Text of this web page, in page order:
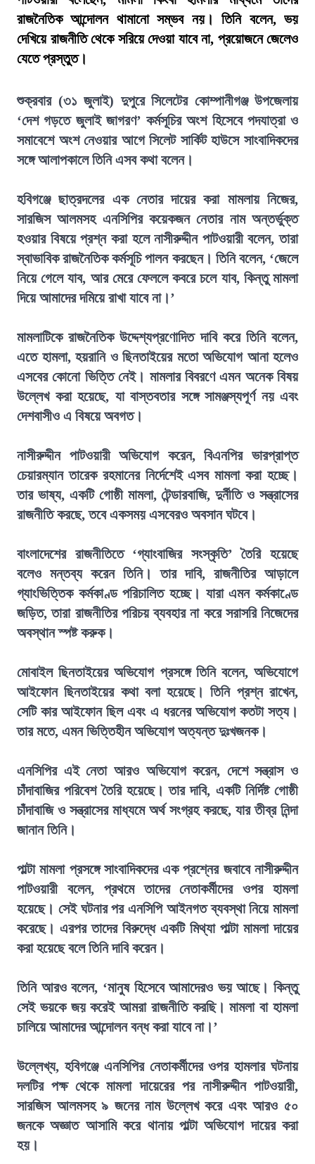
রাজনৈতিক আন্দোলন থামানো সম্ভব নয়। তিনি বলেন, ভয়
দেখিয়ে রাজনীতি থেকে সরিয়ে দেওয়া যাবে না, প্রয়োজনে জেলেও
যেতে প্রস্তুত।
শুক্রবার (৩১ জুলাই) দুপুরে সিলেটের কোম্পানীগঞ্জ উপজেলায়
‘দেশ গড়তে জুলাই জাগরণ’ কর্মসূচির অংশ হিসেবে পদযাত্রা ও
সমাবেশে অংশ নেওয়ার আগে সিলেট সার্কিট হাউসে সাংবাদিকদের
সঙ্গে আলাপকালে তিনি এসব কথা বলেন।
হবিগঞ্জে ছাত্রদলের এক নেতার দায়ের করা মামলায় নিজের,
সারজিস আলমসহ এনসিপির কয়েকজন নেতার নাম অন্তর্ভুক্ত
হওয়ার বিষয়ে প্রশ্ন করা হলে নাসীরুদ্দীন পাটওয়ারী বলেন, তারা
স্বাভাবিক রাজনৈতিক কর্মসূচি পালন করছেন। তিনি বলেন, ‘জেলে
নিয়ে গেলে যাব, আর মেরে ফেললে কবরে চলে যাব, কিন্তু মামলা
দিয়ে আমাদের দমিয়ে রাখা যাবে না।’
মামলাটিকে রাজনৈতিক উদ্দেশ্যপ্রণোদিত দাবি করে তিনি বলেন,
এতে হামলা, হয়রানি ও ছিনতাইয়ের মতো অভিযোগ আনা হলেও
এসবের কোনো ভিত্তি নেই। মামলার বিবরণে এমন অনেক বিষয়
উল্লেখ করা হয়েছে, যা বাস্তবতার সঙ্গে সামঞ্জস্যপূর্ণ নয় এবং
দেশবাসীও এ বিষয়ে অবগত।
নাসীরুদ্দীন পাটওয়ারী অভিযোগ করেন, বিএনপির ভারপ্রাপ্ত
চেয়ারম্যান তারেক রহমানের নির্দেশেই এসব মামলা করা হচ্ছে।
তার ভাষ্য, একটি গোষ্ঠী মামলা, টেন্ডারবাজি, দুর্নীতি ও সন্ত্রাসের
রাজনীতি করছে, তবে একসময় এসবেরও অবসান ঘটবে।
বাংলাদেশের রাজনীতিতে ‘গ্যাংবাজির সংস্কৃতি’ তৈরি হয়েছে
বলেও মন্তব্য করেন তিনি। তার দাবি, রাজনীতির আড়ালে
গ্যাংভিত্তিক কর্মকাণ্ড পরিচালিত হচ্ছে। যারা এমন কর্মকাণ্ডে
জড়িত, তারা রাজনীতির পরিচয় ব্যবহার না করে সরাসরি নিজেদের
অবস্থান স্পষ্ট করুক।
মোবাইল ছিনতাইয়ের অভিযোগ প্রসঙ্গে তিনি বলেন, অভিযোগে
আইফোন ছিনতাইয়ের কথা বলা হয়েছে। তিনি প্রশ্ন রাখেন,
সেটি কার আইফোন ছিল এবং এ ধরনের অভিযোগ কতটা সত্য।
তার মতে, এমন ভিত্তিহীন অভিযোগ অত্যন্ত দুঃখজনক।
এনসিপির এই নেতা আরও অভিযোগ করেন, দেশে সন্ত্রাস ও
চাঁদাবাজির পরিবেশ তৈরি হয়েছে। তার দাবি, একটি নির্দিষ্ট গোষ্ঠী
চাঁদাবাজি ও সন্ত্রাসের মাধ্যমে অর্থ সংগ্রহ করছে, যার তীব্র নিন্দা
জানান তিনি।
পাল্টা মামলা প্রসঙ্গে সাংবাদিকদের এক প্রশ্নের জবাবে নাসীরুদ্দীন
পাটওয়ারী বলেন, প্রথমে তাদের নেতাকর্মীদের ওপর হামলা
হয়েছে। সেই ঘটনার পর এনসিপি আইনগত ব্যবস্থা নিয়ে মামলা
করেছে। এরপর তাদের বিরুদ্ধে একটি মিথ্যা পাল্টা মামলা দায়ের
করা হয়েছে বলে তিনি দাবি করেন।
তিনি আরও বলেন, ‘মানুষ হিসেবে আমাদেরও ভয় আছে। কিন্তু
সেই ভয়কে জয় করেই আমরা রাজনীতি করছি। মামলা বা হামলা
চালিয়ে আমাদের আন্দোলন বন্ধ করা যাবে না।’
উল্লেখ্য, হবিগঞ্জে এনসিপির নেতাকর্মীদের ওপর হামলার ঘটনায়
দলটির পক্ষ থেকে মামলা দায়েরের পর নাসীরুদ্দীন পাটওয়ারী,
সারজিস আলমসহ ৯ জনের নাম উল্লেখ করে এবং আরও ৫০
জনকে অজ্ঞাত আসামি করে থানায় পাল্টা অভিযোগ দায়ের করা
হয়।